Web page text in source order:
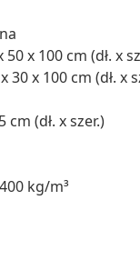
x 100 cm (dł. x
x 100 cm (dł. x
(dł. x szer.)
kg/m³